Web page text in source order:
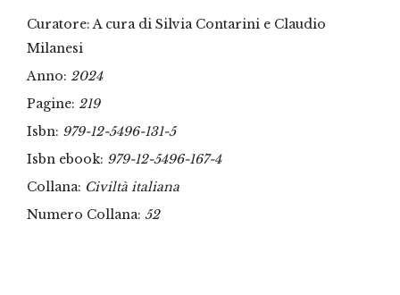
Curatore: A cura di Silvia Contarini e Claudio
Milanesi
Anno: 2024
Pagine: 219
Isbn: 979-12-5496-131-5
Isbn ebook: 979-12-5496-167-4
Collana: Civiltà italiana
Numero Collana: 52